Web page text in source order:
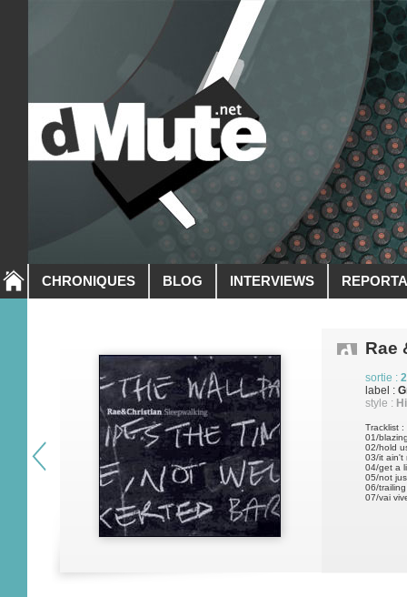
CHRONIQUES BLOG INTERVIEWS
Rae
sortie :
label :
style :
Tracklist :
01/
02/hold
03/it ain't
04/get a
05/not
06/
07/vai